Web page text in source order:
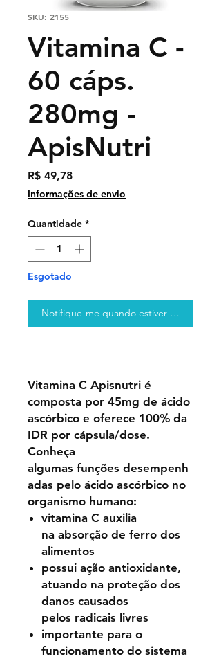
SKU: 2155
Vitamina C -
60 cáps.
280mg -
ApisNutri
R$ 49,78Preço
Informações de envio
Quantidade *
Esgotado
Notifique-me quando estiver disponível
Vitamina C Apisnutri é
composta por 45mg de ácido
ascórbico e oferece 100% da
IDR por cápsula/dose.
Conheça
algumas funções desempenh
adas pelo ácido ascórbico no
organismo humano:
vitamina C auxilia
na absorção de ferro dos
alimentos
possui ação antioxidante,
atuando na proteção dos
danos causados
pelos radicais livres
importante para o
funcionamento do sistema